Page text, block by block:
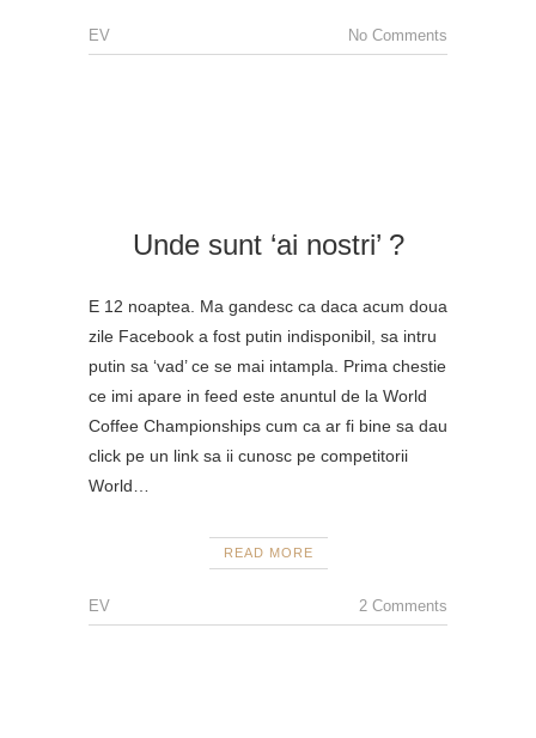
EV No Comments
Unde sunt ‘ai nostri’ ?
E 12 noaptea. Ma gandesc ca daca acum doua
zile Facebook a fost putin indisponibil, sa intru
putin sa ‘vad’ ce se mai intampla. Prima chestie
ce imi apare in feed este anuntul de la World
Coffee Championships cum ca ar fi bine sa dau
click pe un link sa ii cunosc pe competitorii
World…
READ MORE
EV 2 Comments